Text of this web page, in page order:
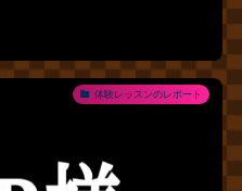
体験レッスンのレポート